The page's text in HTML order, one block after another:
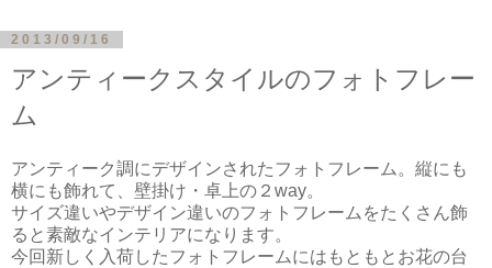
2013/09/16
アンティークスタイルのフォトフレー
ム
アンティーク調にデザインされたフォトフレーム。縦にも
横にも飾れて、壁掛け・卓上の２way。
サイズ違いやデザイン違いのフォトフレームをたくさん飾
ると素敵なインテリアになります。
今回新しく入荷したフォトフレームにはもともとお花の台